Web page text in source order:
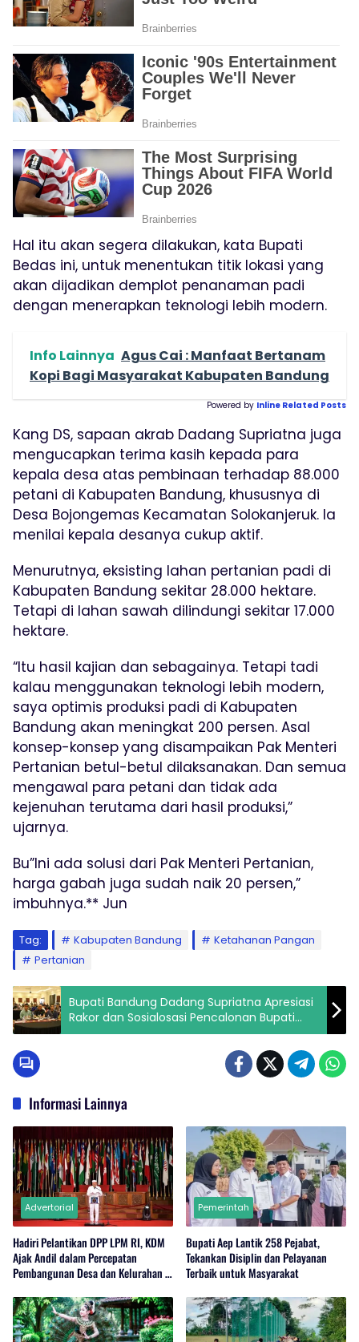
Hal itu akan segera dilakukan, kata Bupati
Bedas ini, untuk menentukan titik lokasi yang
akan dijadikan demplot penanaman padi
dengan menerapkan teknologi lebih modern.
Info Lainnya Agus Cai : Manfaat Bertanam
Kopi Bagi Masyarakat Kabupaten Bandung
Powered by Inline Related Posts
Kang DS, sapaan akrab Dadang Supriatna juga
mengucapkan terima kasih kepada para
kepala desa atas pembinaan terhadap 88.000
petani di Kabupaten Bandung, khususnya di
Desa Bojongemas Kecamatan Solokanjeruk. Ia
menilai kepala desanya cukup aktif.
Menurutnya, eksisting lahan pertanian padi di
Kabupaten Bandung sekitar 28.000 hektare.
Tetapi di lahan sawah dilindungi sekitar 17.000
hektare.
“Itu hasil kajian dan sebagainya. Tetapi tadi
kalau menggunakan teknologi lebih modern,
saya optimis produksi padi di Kabupaten
Bandung akan meningkat 200 persen. Asal
konsep-konsep yang disampaikan Pak Menteri
Pertanian betul-betul dilaksanakan. Dan semua
mengawal para petani dan tidak ada
kejenuhan terutama dari hasil produksi,”
ujarnya.
Bu”Ini ada solusi dari Pak Menteri Pertanian,
harga gabah juga sudah naik 20 persen,”
imbuhnya.** Jun
Tag: Kabupaten Bandung
Ketahanan Pangan
Pertanian
Bupati Bandung Dadang Supriatna Apresiasi
Rakor dan Sosialosasi Pencalonan Bupati
Jalur Perseorangan di Pilkada 2024
Informasi Lainnya
Advertorial
Hadiri Pelantikan DPP LPM RI, KDM
Ajak Andil dalam Percepatan
Pembangunan Desa dan Kelurahan di
Pemerintah
Bupati Aep Lantik 258 Pejabat,
Tekankan Disiplin dan Pelayanan
Terbaik untuk Masyarakat